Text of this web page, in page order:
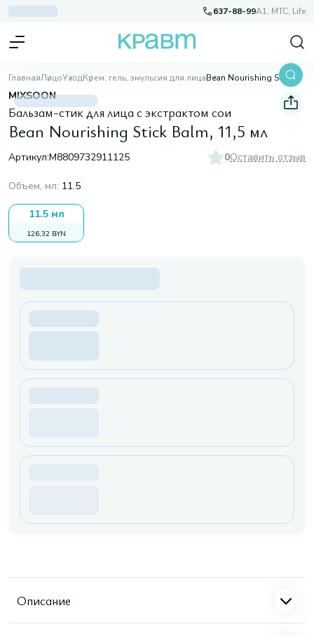
637-88-99A1, МТС, Life
ГлавнаяЛицоУходКрем, гель, эмульсия для лица Bean Nourishing Stick Balm, 11,5 мл
MIXSOON
Бальзам-стик для лица с экстрактом сои
Bean Nourishing Stick Balm, 11,5 мл
Артикул:M8809732911125 0Оставить отзыв
Объем, мл: 11.5
11.5 мл
126,32 BYN
Описание